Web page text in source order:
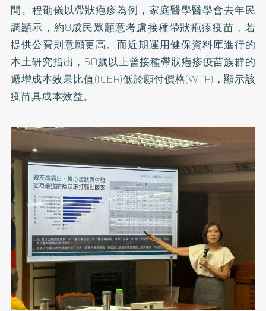
間。程劭儀以帶狀疱疹為例，家庭醫學醫學會去年民
調顯示，約8成民眾願意考慮接種帶狀疱疹疫苗，若
提供公費則意願更高。而近期運用健保資料庫進行的
本土研究指出，50歲以上曾接種帶狀疱疹疫苗族群的
遞增成本效果比值(ICER)低於願付價格(WTP)，顯示該
疫苗具成本效益。